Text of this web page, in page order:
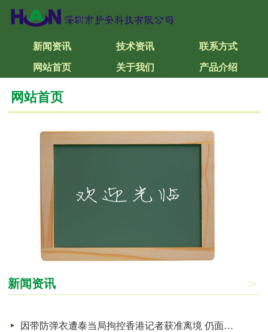
联系方式
技术资讯
新闻资讯
产品介绍
关于我们
网站首页
网站首页
新闻资讯
因带防弹衣遭泰当局拘控香港记者获准离境 仍面临控罪